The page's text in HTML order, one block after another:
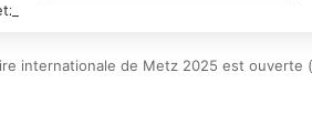
: J-1 avant le cinéma plein air au Plan d’Eau
internationale de Metz 2025 est ouverte